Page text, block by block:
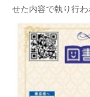
せた内容で執り行わ